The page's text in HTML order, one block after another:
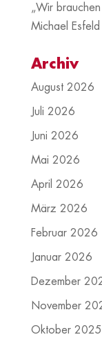
„Wir
Michael Esfeld
Archiv
August 2026
Juli 2026
Juni 2026
Mai 2026
April 2026
März 2026
Februar 2026
Januar 2026
Dezember
November
Oktober 2025